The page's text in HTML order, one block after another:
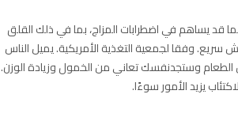
قد يساهم في اضطرابات المزاج، بما في ذلك القلق
سريع. وفقا لجمعية التغذية الأمريكية. يميل الناس
من الطعام وستجدنفسك تعاني من الخمول وزيادة الوزن.
يزيد الأمور سوءًا.